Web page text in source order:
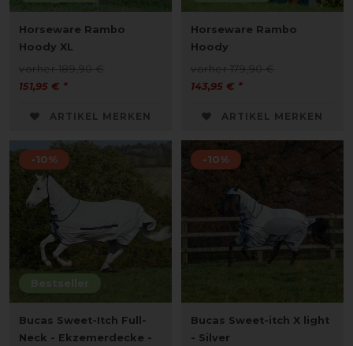
Horseware Rambo
Hoody XL
vorher 189,90 €
151,95 € *
ARTIKEL MERKEN
Horseware Rambo
Hoody
vorher 179,90 €
143,95 € *
ARTIKEL MERKEN
Bestseller
-10%
Bucas Sweet-Itch Full-
Neck - Ekzemerdecke -
-10%
Bucas Sweet-itch X light
- Silver